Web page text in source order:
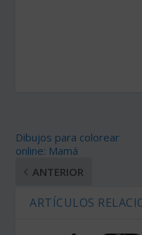
Dibujos para colorear
online: Mamá
ANTERIOR
ARTÍCULOS